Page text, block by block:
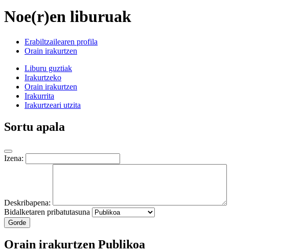
Noe(r)en liburuak
Erabiltzailearen profila
Orain irakurtzen
Liburu guztiak
Irakurtzeko
Orain irakurtzen
Irakurrita
Irakurtzeari utzita
Sortu apala
Izena:
Deskribapena:
Bidalketaren pribatutasuna
Gorde
Orain irakurtzen Publikoa